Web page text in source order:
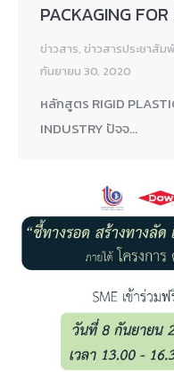
PACKAGING
ข่าวสาร, ข่าวสารประชาสัม
กันยายน 30, 2020
หลักสูตร RIGID
INDUSTRY ปัจจ…